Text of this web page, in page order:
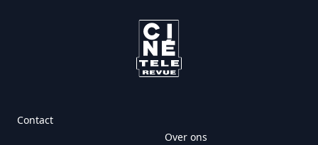
Contact
Over ons